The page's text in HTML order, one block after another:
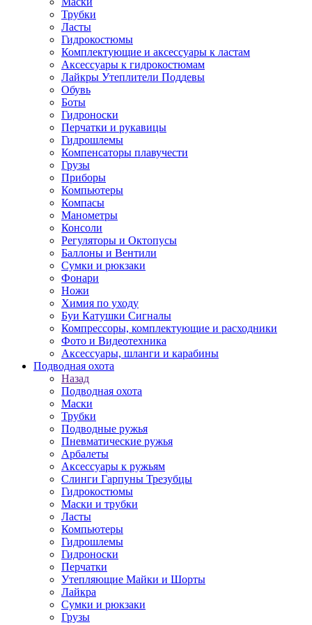
Трубки
Ласты
Гидрокостюмы
Комплектующие и аксессуары к ластам
Аксессуары к гидрокостюмам
Лайкры Утеплители Поддевы
Обувь
Боты
Гидроноски
Перчатки и рукавицы
Гидрошлемы
Компенсаторы плавучести
Грузы
Приборы
Компьютеры
Компасы
Манометры
Консоли
Регуляторы и Октопусы
Баллоны и Вентили
Сумки и рюкзаки
Фонари
Ножи
Химия по уходу
Буи Катушки Сигналы
Компрессоры, комплектующие и расходники
Фото и Видеотехника
Аксессуары, шланги и карабины
Подводная охота
Назад
Подводная охота
Маски
Трубки
Подводные ружья
Пневматические ружья
Арбалеты
Аксессуары к ружьям
Слинги Гарпуны Трезубцы
Гидрокостюмы
Маски и трубки
Ласты
Компьютеры
Гидрошлемы
Гидроноски
Перчатки
Утепляющие Майки и Шорты
Лайкра
Сумки и рюкзаки
Грузы